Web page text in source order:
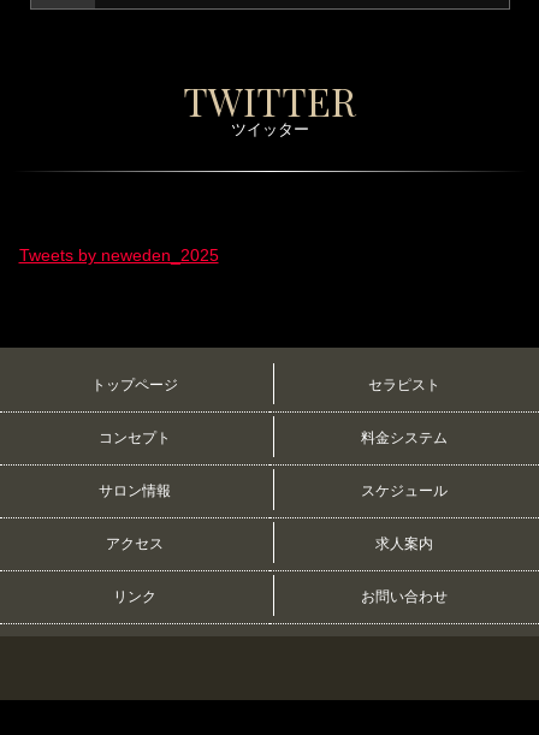
TWITTER
ツイッター
Tweets by neweden_2025
トップページ セラピスト
コンセプト 料金システム
サロン情報 スケジュール
アクセス 求人案内
リンク お問い合わせ